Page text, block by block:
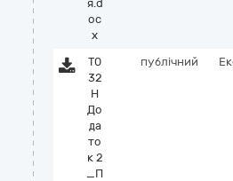
я.d
oc
x
Т0
32
Н
До
да
то
к 2
_П
публічний